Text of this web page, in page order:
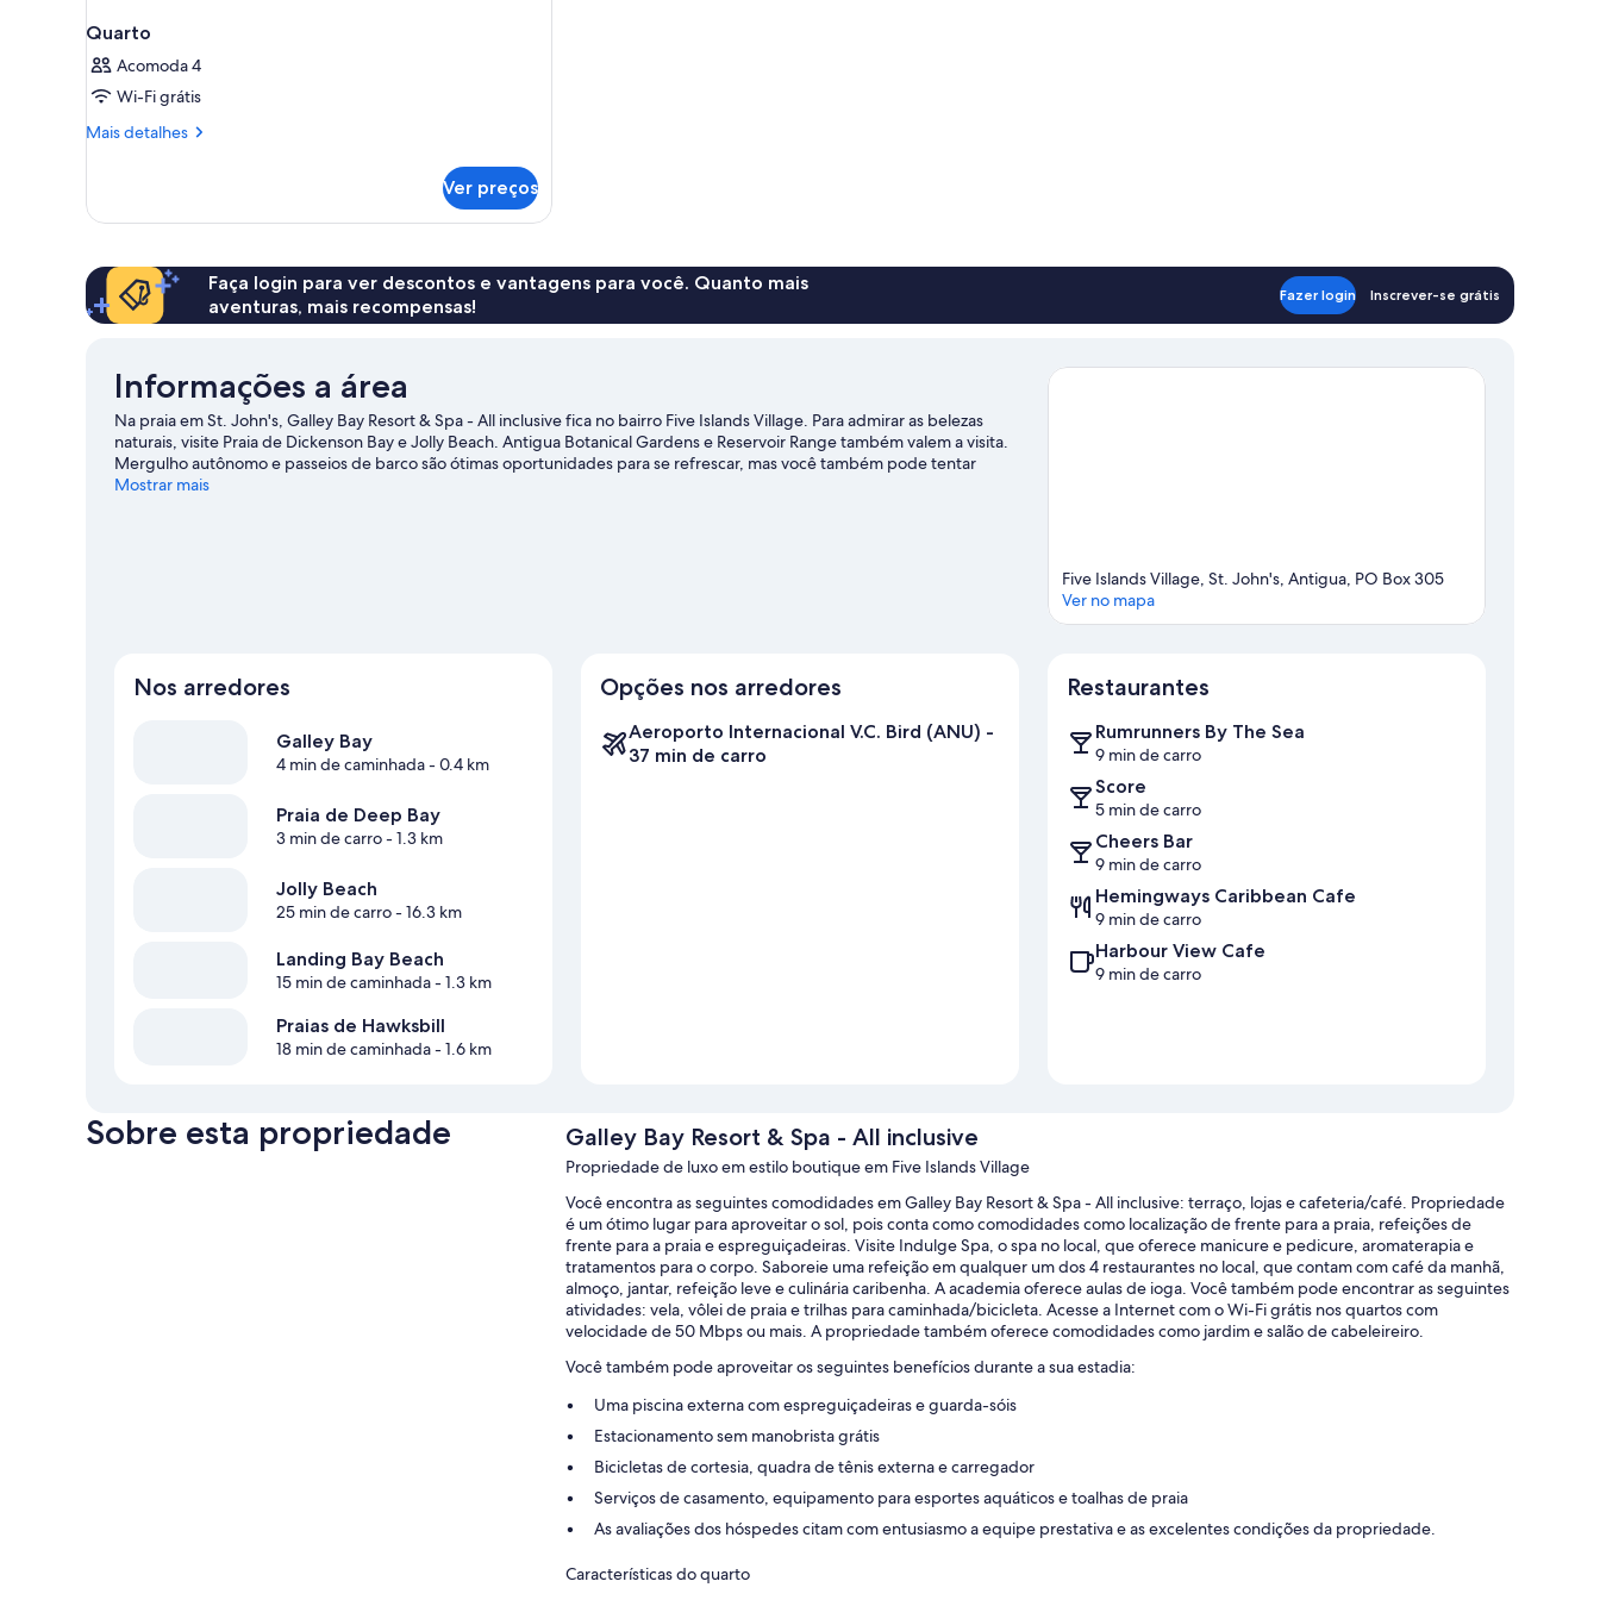
Quarto
Acomoda 4
Wi-Fi grátis
Mais detalhes
Mais
Ver preços
Faça login para ver descontos e vantagens para você. Quanto mais
aventuras, mais recompensas!
Fazer login Inscrever-se grátis
Informações a área
Na praia em St. John's, Galley Bay Resort & Spa - All inclusive fica no bairro Five Islands Village. Para admirar as belezas
naturais, visite Praia de Dickenson Bay e Jolly Beach. Antigua Botanical Gardens e Reservoir Range também valem a visita.
Mergulho autônomo e passeios de barco são ótimas oportunidades para se refrescar, mas você também pode tentar
atividades como passeios ecológicos e tirolesa nos arredores.
Mostrar mais
Five Islands Village, St. John's, Antigua, PO Box 305
Ver no mapa
Nos arredores
Galley Bay
4 min de caminhada- 0.4 km
Praia de Deep Bay
3 min de carro- 1.3 km
Jolly Beach
25 min de carro- 16.3 km
Landing Bay Beach
15 min de caminhada- 1.3 km
Praias de Hawksbill
18 min de caminhada- 1.6 km
Opções nos arredores
Aeroporto Internacional V.C. Bird (ANU) -
37 min de carro
Restaurantes
Rumrunners By The Sea
9 min de carro
Score
5 min de carro
Cheers Bar
9 min de carro
Hemingways Caribbean Cafe
9 min de carro
Harbour View Cafe
9 min de carro
Sobre esta propriedade Galley Bay Resort & Spa - All inclusive
Propriedade de luxo em estilo boutique em Five Islands Village
Você encontra as seguintes comodidades em Galley Bay Resort & Spa - All inclusive: terraço, lojas e cafeteria/café. Propriedade
é um ótimo lugar para aproveitar o sol, pois conta como comodidades como localização de frente para a praia, refeições de
frente para a praia e espreguiçadeiras. Visite Indulge Spa, o spa no local, que oferece manicure e pedicure, aromaterapia e
tratamentos para o corpo. Saboreie uma refeição em qualquer um dos 4 restaurantes no local, que contam com café da manhã,
almoço, jantar, refeição leve e culinária caribenha. A academia oferece aulas de ioga. Você também pode encontrar as seguintes
atividades: vela, vôlei de praia e trilhas para caminhada/bicicleta. Acesse a Internet com o Wi-Fi grátis nos quartos com
velocidade de 50 Mbps ou mais. A propriedade também oferece comodidades como jardim e salão de cabeleireiro.
Você também pode aproveitar os seguintes benefícios durante a sua estadia:
Uma piscina externa com espreguiçadeiras e guarda-sóis
Estacionamento sem manobrista grátis
Bicicletas de cortesia, quadra de tênis externa e carregador
Serviços de casamento, equipamento para esportes aquáticos e toalhas de praia
As avaliações dos hóspedes citam com entusiasmo a equipe prestativa e as excelentes condições da propriedade.
Características do quarto